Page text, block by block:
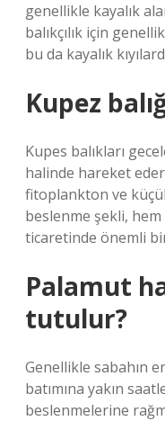
genellikle kayalık
balıkçılık için
bu da kayalık
Kupez
Kupes balıkları
halinde hareket
fitoplankton ve
beslenme şekli,
ticaretinde önemli
Palamut
tutulur?
Genellikle sabahın
batımına yakın
beslenmelerine